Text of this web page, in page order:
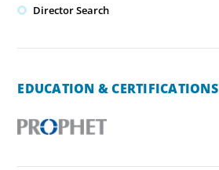
Director Search
EDUCATION & CERTIFICATIONS